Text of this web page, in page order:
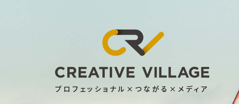
プロフェッショナル×つながる×メディア